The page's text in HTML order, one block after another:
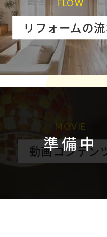
FLOW
リフォームの
準備中
MOVIE
動画コンテン